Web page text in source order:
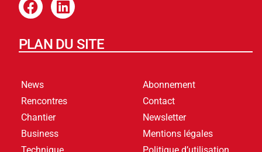
PLAN DU SITE
News
Rencontres
Chantier
Business
Abonnement
Contact
Newsletter
Mentions légales